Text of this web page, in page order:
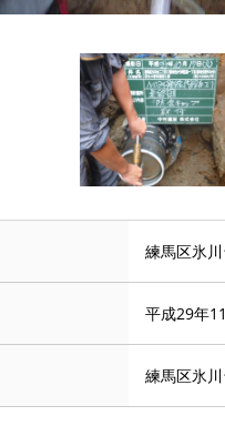
練馬区氷
平成29年
練馬区氷